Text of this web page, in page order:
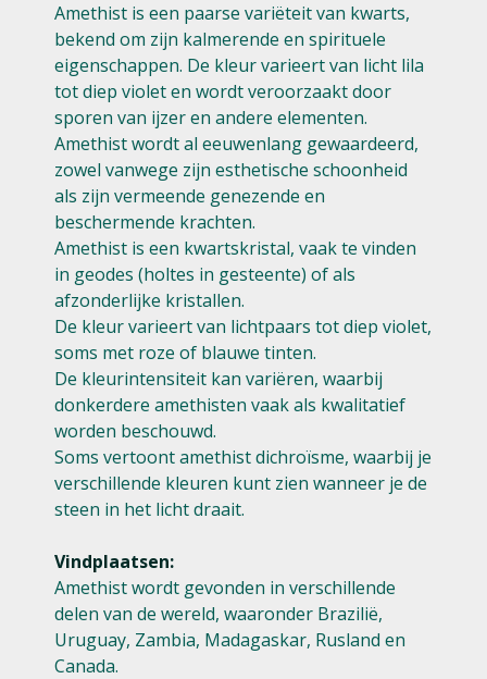
Amethist is een paarse variëteit van kwarts,
bekend om zijn kalmerende en spirituele
eigenschappen. De kleur varieert van licht lila
tot diep violet en wordt veroorzaakt door
sporen van ijzer en andere elementen.
Amethist wordt al eeuwenlang gewaardeerd,
zowel vanwege zijn esthetische schoonheid
als zijn vermeende genezende en
beschermende krachten.
Amethist is een kwartskristal, vaak te vinden
in geodes (holtes in gesteente) of als
afzonderlijke kristallen.
De kleur varieert van lichtpaars tot diep violet,
soms met roze of blauwe tinten.
De kleurintensiteit kan variëren, waarbij
donkerdere amethisten vaak als kwalitatief
worden beschouwd.
Soms vertoont amethist dichroïsme, waarbij je
verschillende kleuren kunt zien wanneer je de
steen in het licht draait.
Vindplaatsen:
Amethist wordt gevonden in verschillende
delen van de wereld, waaronder Brazilië,
Uruguay, Zambia, Madagaskar, Rusland en
Canada.